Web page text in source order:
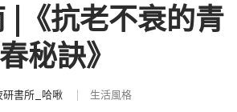
|《抗老不衰的青
春秘訣》
研書所_哈啾 生活風格